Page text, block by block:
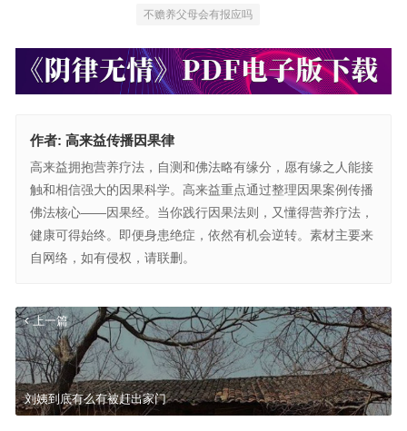
不赡养父母会有报应吗
作者: 高来益传播因果律
高来益拥抱营养疗法，自测和佛法略有缘分，愿有缘之人能接
触和相信强大的因果科学。高来益重点通过整理因果案例传播
佛法核心——因果经。当你践行因果法则，又懂得营养疗法，
健康可得始终。即便身患绝症，依然有机会逆转。素材主要来
自网络，如有侵权，请联删。
上一篇
刘姨到底有么有被赶出家门